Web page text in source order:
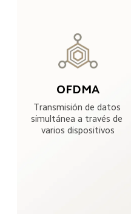
OFDMA
Transmisión de datos
simultánea a través de
varios dispositivos